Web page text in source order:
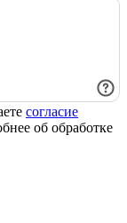
согласие
об обработке